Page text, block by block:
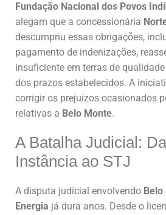
Fundação Nacional dos Povos
alegam que a concessionária
descumpriu essas obrigações,
pagamento de indenizações,
insuficiente em terras de
dos prazos estabelecidos. A
corrigir os prejuízos ocasionados
relativas a Belo Monte.
A Batalha Judicial:
Instância ao STJ
A disputa judicial envolvendo
Energia já dura anos. Desde o